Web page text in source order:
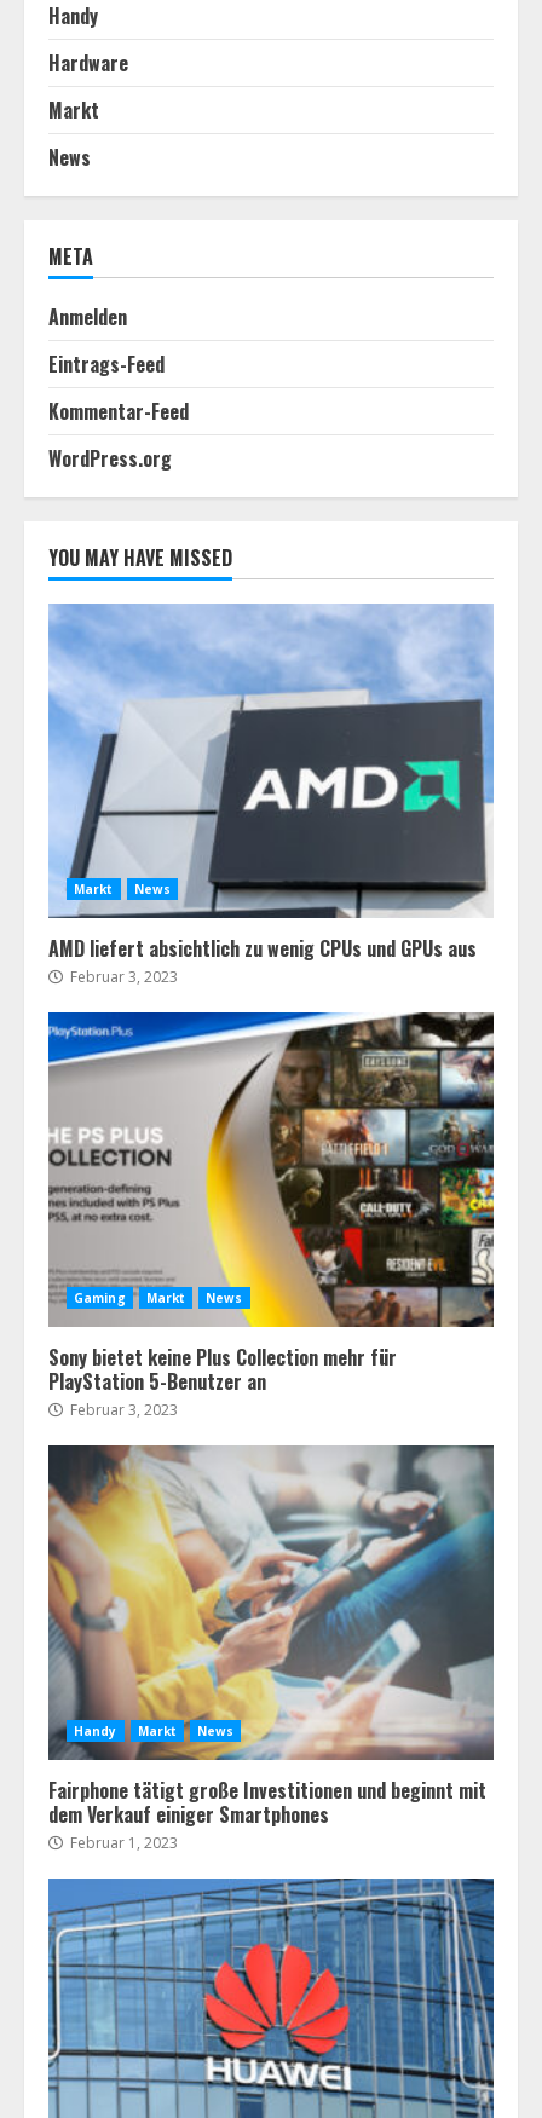
Handy
Hardware
Markt
News
META
Anmelden
Eintrags-Feed
Kommentar-Feed
WordPress.org
YOU MAY HAVE MISSED
Markt News
AMD liefert absichtlich zu wenig CPUs und GPUs aus
Februar 3, 2023
Gaming Markt News
Sony bietet keine Plus Collection mehr für
PlayStation 5-Benutzer an
Februar 3, 2023
Handy Markt News
Fairphone tätigt große Investitionen und beginnt mit
dem Verkauf einiger Smartphones
Februar 1, 2023